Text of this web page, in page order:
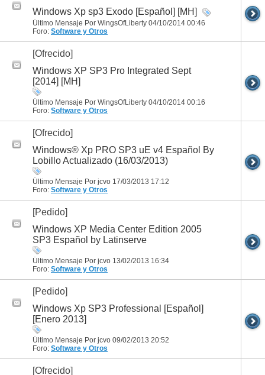
Windows Xp sp3 Exodo [Español] [MH]
Último Mensaje Por WingsOfLiberty 04/10/2014 00:46
Foro: Software y Otros
[Ofrecido]
Windows XP SP3 Pro Integrated Sept
[2014] [MH]
Último Mensaje Por WingsOfLiberty 04/10/2014 00:16
Foro: Software y Otros
[Ofrecido]
Windows® Xp PRO SP3 uE v4 Español By
Lobillo Actualizado (16/03/2013)
Último Mensaje Por jcvo 17/03/2013 17:12
Foro: Software y Otros
[Pedido]
Windows XP Media Center Edition 2005
SP3 Español by Latinserve
Último Mensaje Por jcvo 13/02/2013 16:34
Foro: Software y Otros
[Pedido]
Windows Xp SP3 Professional [Español]
[Enero 2013]
Último Mensaje Por jcvo 09/02/2013 20:52
Foro: Software y Otros
[Ofrecido]